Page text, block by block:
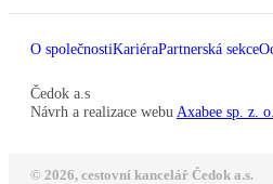
O společnostiKariéraPartnerská sekce
Čedok a.s
Návrh a realizace webu Axabee sp. z.
© 2026, cestovní kancelář Čedok a.s.